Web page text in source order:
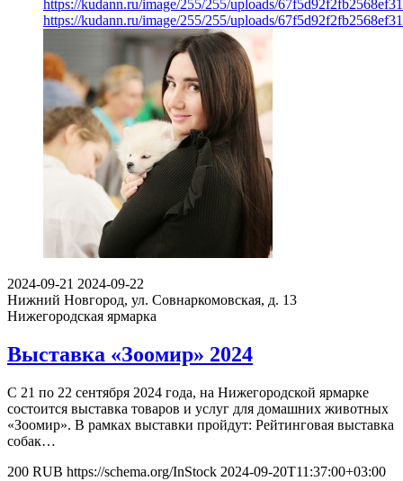
https://kudann.ru/image/255/255/uploads/
https://kudann.ru/image/255/255/uploads/
2024-09-21 2024-09-22
Нижний Новгород, ул. Совнаркомовская, д. 13
Нижегородская ярмарка
Выставка «Зоомир» 2024
С 21 по 22 сентября 2024 года, на Нижегородской ярмарке
состоится выставка товаров и услуг для домашних животных
«Зоомир». В рамках выставки пройдут: Рейтинговая выставка
собак…
200 RUB https://schema.org/InStock 2024-09-20T11:37:00+03:00